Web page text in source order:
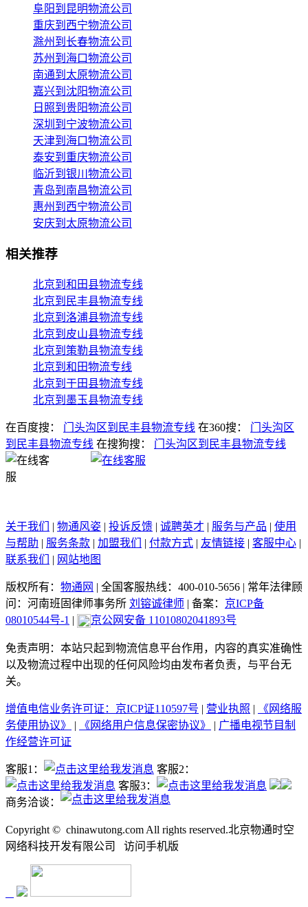
阜阳到昆明物流公司
重庆到西宁物流公司
滁州到长春物流公司
苏州到海口物流公司
南通到太原物流公司
嘉兴到沈阳物流公司
日照到贵阳物流公司
深圳到宁波物流公司
天津到海口物流公司
泰安到重庆物流公司
临沂到银川物流公司
青岛到南昌物流公司
惠州到西宁物流公司
安庆到太原物流公司
相关推荐
北京到和田县物流专线
北京到民丰县物流专线
北京到洛浦县物流专线
北京到皮山县物流专线
北京到策勒县物流专线
北京到和田物流专线
北京到于田县物流专线
北京到墨玉县物流专线
在百度搜： 门头沟区到民丰县物流专线 在360搜：
门头沟区
到民丰县物流专线 在搜狗搜： 门头沟区到民丰县物流专线
关于我们 | 物通风姿 | 投诉反馈 | 诚聘英才 | 服务与产品 | 使用
与帮助 | 服务条款 | 加盟我们 | 付款方式 | 友情链接 | 客服中心 |
联系我们
| 网站地图
版权所有： 物通网 | 全国客服热线：400-010-5656 | 常年法律顾
问：河南班固律师事务所 刘镕诚律师 | 备案： 京ICP备
08010544号-1 | 京公网安备 11010802041893号
免责声明：本站只起到物流信息平台作用，内容的真实准确性
以及物流过程中出现的任何风险均由发布者负责，与平台无
关。
增值电信业务许可证：京ICP证110597号 | 营业执照 |
《网络服
务使用协议》
| 《网络用户信息保密协议》 | 广播电视节目制
作经营许可证
客服1：
客服2：
客服3：
商务洽谈：
Copyright © chinawutong.com All rights reserved.北京物通时空
网络科技开发有限公司
访问手机版